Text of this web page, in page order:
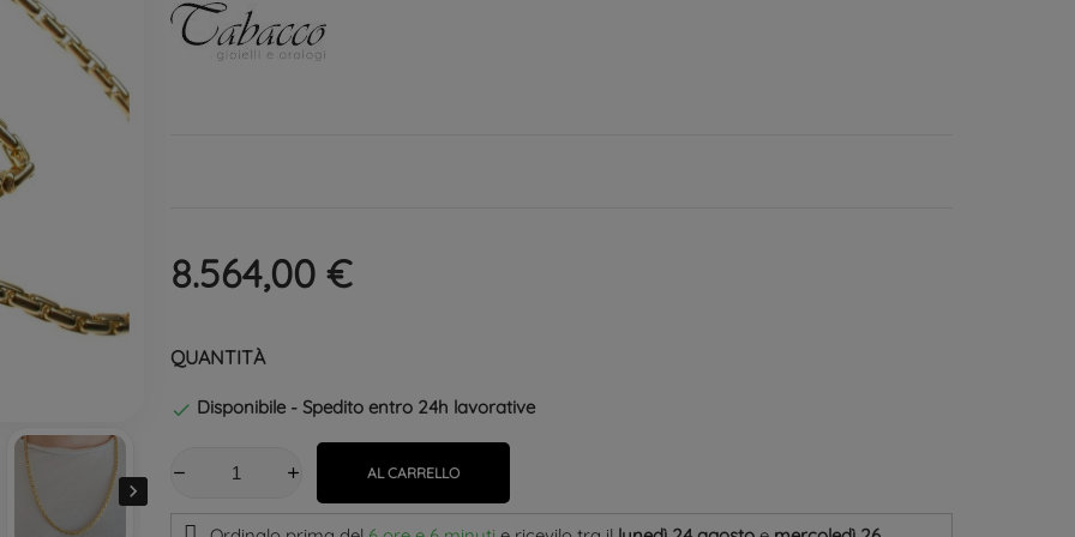

8.564,00 €
QUANTITÀ
 Disponibile - Spedito entro 24h lavorative
AL CARRELLO